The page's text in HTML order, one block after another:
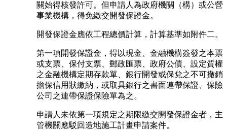
關始得核發許可。但申請人為政府機關（構）或公營
事業機構，得免繳交開發保證金。
開發保證金應依工程總價計算，計算基準如附件二。
第一項開發保證金，得以現金、金融機構簽發之本票
或支票、保付支票、郵政匯票、政府公債、設定質權
之金融機構定期存款單、銀行開發或保兌之不可撤銷
擔保信用狀繳納，或取具銀行之書面連帶保證、保險
公司之連帶保證保險單為之。
申請人未依第一項規定之期限繳交開發保證金者，主
管機關應駁回造地施工計畫申請案件。